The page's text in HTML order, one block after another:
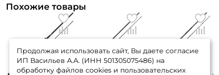
Похожие товары
Продолжая использовать сайт, Вы даете согласие
ИП Васильев А.А. (ИНН 501305075486) на
обработку файлов cookies и пользовательских